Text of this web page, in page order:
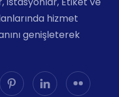
hizmet
genişleterek